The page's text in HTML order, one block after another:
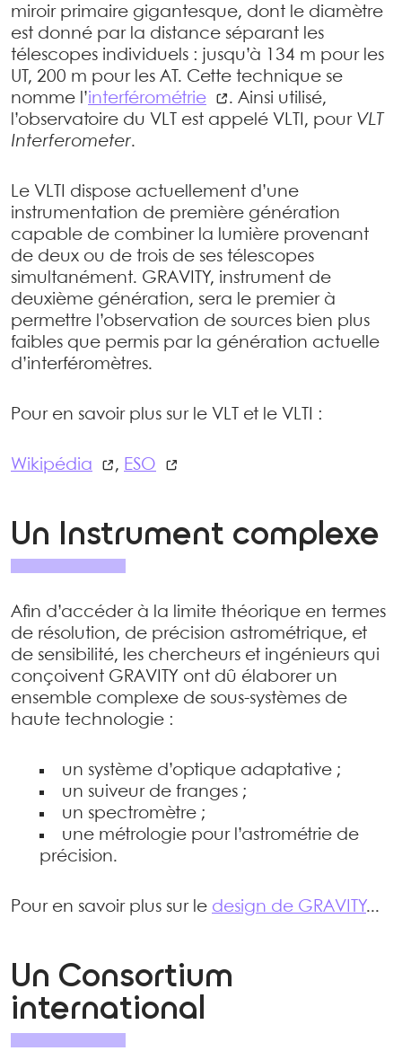
miroir primaire gigantesque, dont le diamètre
est donné par la distance séparant les
télescopes individuels : jusqu’à 134 m pour les
UT, 200 m pour les AT. Cette technique se
nomme l’interférométrie
. Ainsi utilisé,
l’observatoire du VLT est appelé VLTI, pour VLT
Interferometer.
Le VLTI dispose actuellement d’une
instrumentation de première génération
capable de combiner la lumière provenant
de deux ou de trois de ses télescopes
simultanément. GRAVITY, instrument de
deuxième génération, sera le premier à
permettre l’observation de sources bien plus
faibles que permis par la génération actuelle
d’interféromètres.
Pour en savoir plus sur le VLT et le VLTI :
Wikipédia , ESO
Un Instrument complexe
Afin d’accéder à la limite théorique en termes
de résolution, de précision astrométrique, et
de sensibilité, les chercheurs et ingénieurs qui
conçoivent GRAVITY ont dû élaborer un
ensemble complexe de sous-systèmes de
haute technologie :
un système d’optique adaptative ;
un suiveur de franges ;
un spectromètre ;
une métrologie pour l’astrométrie de
précision.
Pour en savoir plus sur le design de GRAVITY...
Un Consortium
international